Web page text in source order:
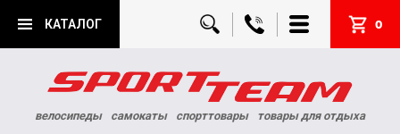
КАТАЛОГ 0
велосипеды самокаты спорттовары товары для отдыха